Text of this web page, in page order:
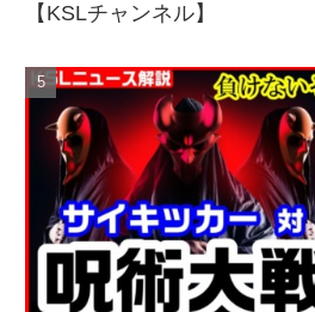
【KSLチャンネル】